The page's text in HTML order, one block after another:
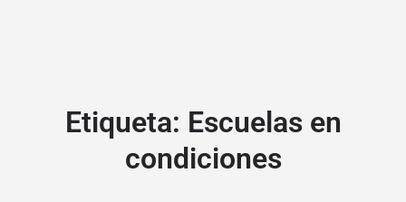
Etiqueta: Escuelas en
condiciones